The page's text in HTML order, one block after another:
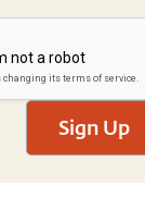
Sign Up